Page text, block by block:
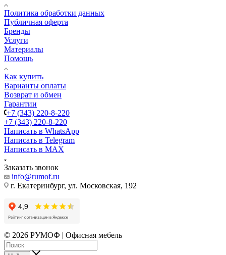
Политика обработки данных
Публичная оферта
Бренды
Услуги
Материалы
Помощь
Как купить
Варианты оплаты
Возврат и обмен
Гарантии
+7 (343) 220-8-220
+7 (343) 220-8-220
Написать в WhatsApp
Написать в Telegram
Написать в MAX
Заказать звонок
info@rumof.ru
г. Екатеринбург, ул. Московская, 192
© 2026 РУМОФ | Офисная мебель